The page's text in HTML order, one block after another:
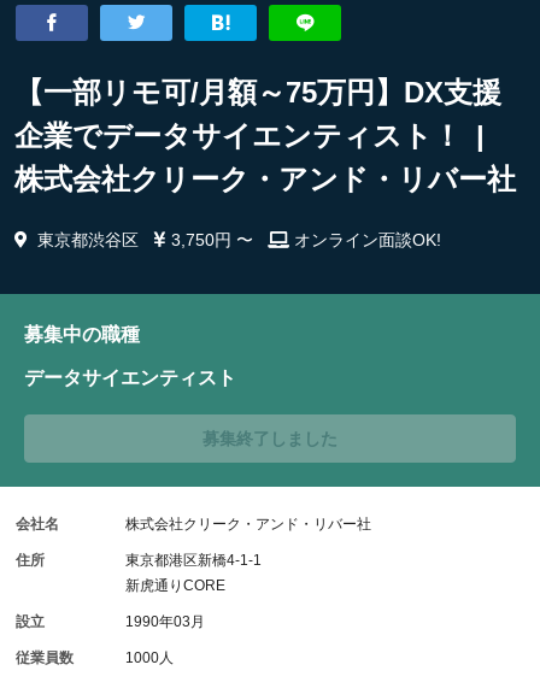
【一部リモ可/月額～75万円】DX支援
企業でデータサイエンティスト！ |
株式会社クリーク・アンド・リバー社
東京都渋谷区 3,750円 〜 オンライン面談OK!
募集中の職種
データサイエンティスト
募集終了しました
会社名 株式会社クリーク・アンド・リバー社
住所
東京都港区新橋4-1-1
新虎通りCORE
設立 1990年03月
従業員数 1000人